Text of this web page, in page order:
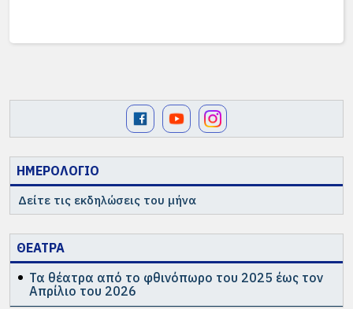
ΗΜΕΡΟΛΟΓΙΟ
Δείτε τις εκδηλώσεις του μήνα
ΘΕΑΤΡΑ
Τα θέατρα από το φθινόπωρο του 2025 έως τον
Απρίλιο του 2026